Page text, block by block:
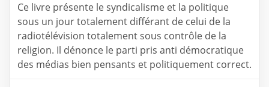
Ce livre présente le syndicalisme et la politique
sous un jour totalement différant de celui de la
radiotélévision totalement sous contrôle de la
religion. Il dénonce le parti pris anti démocratique
des médias bien pensants et politiquement correct.